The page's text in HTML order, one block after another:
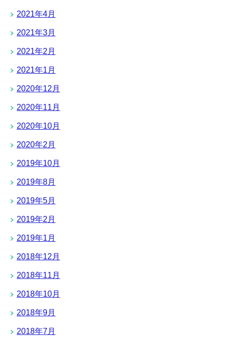
2021年4月
2021年3月
2021年2月
2021年1月
2020年12月
2020年11月
2020年10月
2020年2月
2019年10月
2019年8月
2019年5月
2019年2月
2019年1月
2018年12月
2018年11月
2018年10月
2018年9月
2018年7月